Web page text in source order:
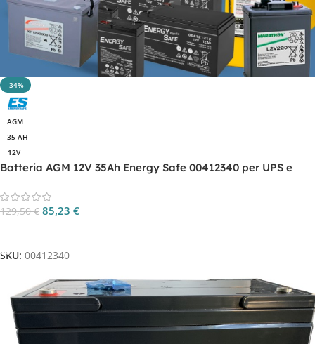
-34%
AGM
35 AH
12V
Batteria AGM 12V 35Ah Energy Safe 00412340 per UPS e
129,50€ 85,23 €
SKU: 00412340